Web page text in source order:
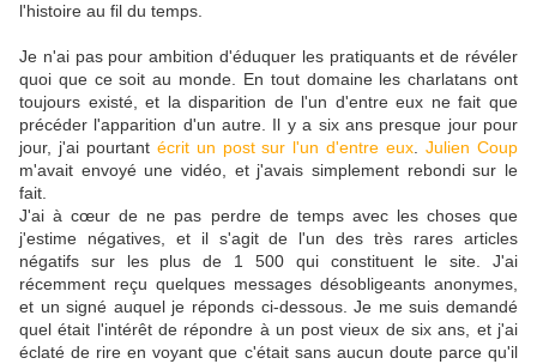
l'histoire au fil du temps.
Je n'ai pas pour ambition d'éduquer les pratiquants et de révéler
quoi que ce soit au monde. En tout domaine les charlatans ont
toujours existé, et la disparition de l'un d'entre eux ne fait que
précéder l'apparition d'un autre. Il y a six ans presque jour pour
jour, j'ai pourtant écrit un post sur l'un d'entre eux .Julien Coup
m'avait envoyé une vidéo, et j'avais simplement rebondi sur le
fait.
J'ai à cœur de ne pas perdre de temps avec les choses que
j'estime négatives, et il s'agit de l'un des très rares articles
négatifs sur les plus de 1 500 qui constituent le site. J'ai
récemment reçu quelques messages désobligeants anonymes,
et un signé auquel je réponds ci-dessous. Je me suis demandé
quel était l'intérêt de répondre à un post vieux de six ans, et j'ai
éclaté de rire en voyant que c'était sans aucun doute parce qu'il